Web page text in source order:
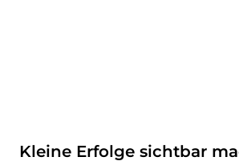
Kleine Erfolge sichtbar